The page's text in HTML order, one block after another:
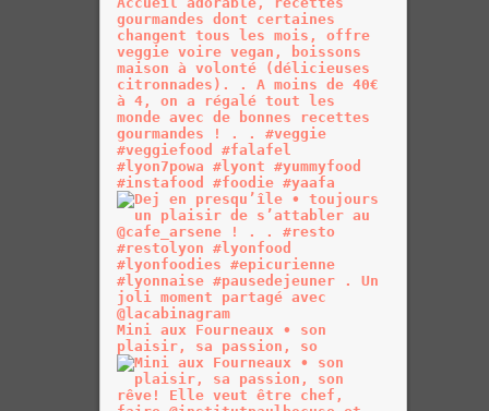
Mini aux Fourneaux • son
plaisir, sa passion, so